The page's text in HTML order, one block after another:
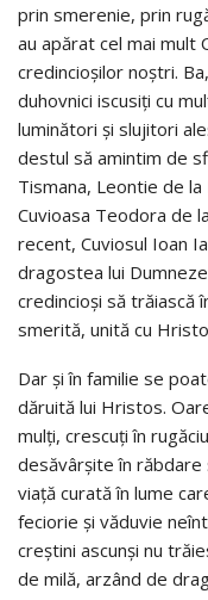
prin smerenie, prin
au apărat cel mai mult
credincioșilor noștri.
duhovnici iscusiți cu
luminători și slujitori
destul să amintim de
Tismana, Leontie de la
Cuvioasa Teodora de
recent, Cuviosul Ioan
dragostea lui
credincioși să trăiască
smerită, unită cu
Dar și în familie se
dăruită lui Hristos.
mulți, crescuți în
desăvârșite în răbdare
viață curată în lume
feciorie și văduvie
creștini ascunși nu
de milă, arzând de